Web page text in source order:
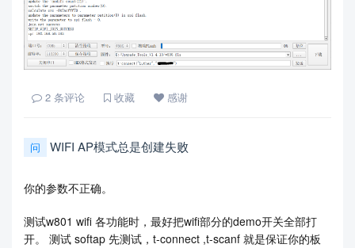
2 条评论 收藏 感谢
问 WIFI AP模式总是创建失败
你的参数不正确。
测试w801 wifi 各功能时，最好把wifi部分的demo开关全部打
开。 测试 softap 先测试，t-connect ,t-scanf 就是保证你的板